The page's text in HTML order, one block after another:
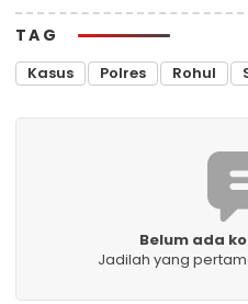
TAG
Kasus Polres Rohul
Belum ada
Jadilah yang